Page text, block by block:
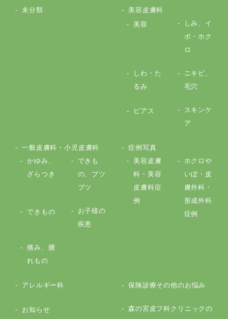
未分類
美容皮膚科
美容
しみ、イ
ボ・ホク
ロ
しわ・た
るみ
ニキビ、
毛穴
ピアス
スキンケ
ア
一般皮膚科・小児皮膚科
かゆみ、
ざらつき
できも
の、ブツ
ブツ
できもの
お子様の
疾患
痛み、腫
れもの
症例写真
美容皮膚
科・美容
皮膚科症
例
ホクロや
いぼ・皮
膚外科・
形成外科
症例
アレルギー科 保険診療その他のお悩み
お知らせ
森の宮皮フ科クリニックの